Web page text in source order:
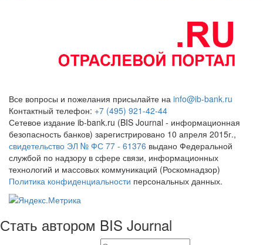
Все вопросы и пожелания присылайте на info@ib-bank.ru
Контактный телефон: +7 (495) 921-42-44
Сетевое издание ib-bank.ru (BIS Journal - информационная
безопасность банков) зарегистрировано 10 апреля 2015г.,
свидетельство ЭЛ № ФС 77 - 61376 выдано Федеральной
службой по надзору в сфере связи, информационных
технологий и массовых коммуникаций (Роскомнадзор)
Политика конфиденциальности персональных данных.
Стать автором BIS Journal